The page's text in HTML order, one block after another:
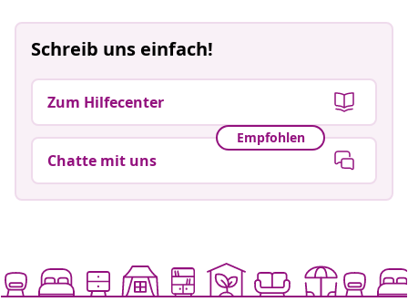
Schreib uns einfach!
Zum Hilfecenter
Empfohlen
Chatte mit uns